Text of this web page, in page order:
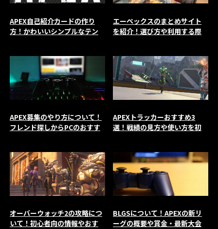
APEX自己紹介カードの作り
方！かわいいシンプルなテン
エーペックスのまとめサイト
を紹介！選び方や利用する際
APEX募集のやり方について！
フレンド探しからPCのおすす
APEXトラッカーおすすめ3
選！戦績の見方や使い方を初
オーバーウォッチ2の攻略につ
いて！初心者向の情報やおす
BLGSについて！APEXの新リ
ーグの概要や賞金・最新大会